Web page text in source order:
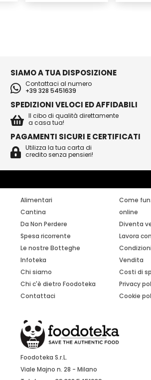
SIAMO A TUA DISPOSIZIONE
Contattaci al numero
+39 328 5451639
SPEDIZIONI VELOCI ED AFFIDABILI
Il cibo di qualità direttamente
a casa tua!
PAGAMENTI SICURI E CERTIFICATI
Utilizza la tua carta di
credito senza pensieri!
Alimentari
Cantina
Da Non Perdere
Spesa ricorrente
Le nostre Botteghe
Infoteka
Chi siamo
Chi c'è dietro Foodoteka
Contattaci
Come
online
Diventa
Lavora
Vendita
Costi di
Privacy
Cookie
Foodoteka S.r.L.
Viale Majno n. 28 - Milano